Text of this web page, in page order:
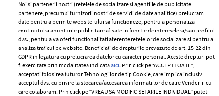
ELLE Style Awards
2024
Despre ELLE
Romania
Contact
Abonamente
Termeni si conditii
Politica de
confidențialitate
Politica de cookies
Publicitate
Noi si partenerii nostri (retelele de socializare si agentiile de publicitate
partenere, precum si furnizorii nostri de servicii de date analitice) prelucram
date pentru a permite website-ului sa functioneze, pentru a personaliza
continutul si anunturile publicitare afisate in functie de interesele si/sau profilul
dvs., pentru a va oferi functionalitati aferente retelelor de socializare si pentru a
analiza traficul pe website. Beneficiati de drepturile prevazute de art. 15-22 din
GDPR in legatura cu prelucrarea datelor cu caracter personal. Aceste drepturi pot
fi exercitate prin modalitatea indicataaici. Prin click pe “ACCEPT TOATE”,
acceptati folosirea tuturor Tehnologiilor de tip Cookie, care implica inclusiv
acceptul dvs. cu privire la stocarea/accesarea informatiilor de catre Vendor-ii cu
care colaboram. Prin click pe “VREAU SA MODIFIC SETARILE INDIVIDUAL” puteti